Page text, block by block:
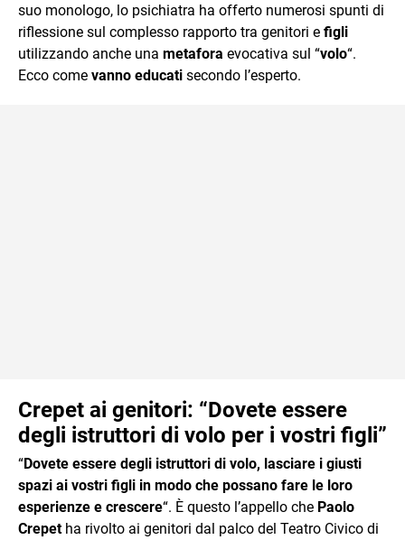
suo monologo, lo psichiatra ha offerto numerosi spunti di
riflessione sul complesso rapporto tra genitori e figli
utilizzando anche una metafora evocativa sul “volo“.
Ecco come vanno educati secondo l’esperto.
Crepet ai genitori: “Dovete essere
degli istruttori di volo per i vostri figli”
“Dovete essere degli istruttori di volo, lasciare i giusti
spazi ai vostri figli in modo che possano fare le loro
esperienze e crescere“. È questo l’appello che Paolo
Crepetha rivolto ai genitori dal palco del Teatro Civico di